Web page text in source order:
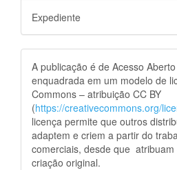
Expediente
A publicação é de Acesso
enquadrada em um modelo de
Commons – atribuição CC BY
(https://creativecommons.org/
licença permite que outros
adaptem e criem a partir do
comerciais, desde que
criação original.